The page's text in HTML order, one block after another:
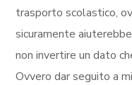
trasporto scolastico,
sicuramente
non invertire un dato
Ovvero dar seguito a